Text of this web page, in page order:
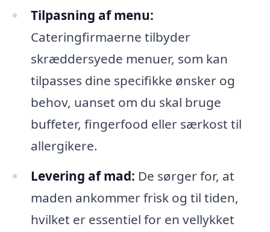
Tilpasning af menu:
Cateringfirmaerne tilbyder
skræddersyede menuer, som kan
tilpasses dine specifikke ønsker og
behov, uanset om du skal bruge
buffeter, fingerfood eller særkost til
allergikere.
Levering af mad: De sørger for, at
maden ankommer frisk og til tiden,
hvilket er essentiel for en vellykket